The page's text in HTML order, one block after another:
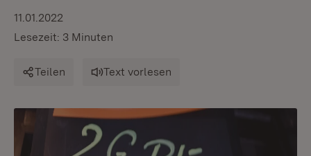
11.01.2022
Lesezeit: 3 Minuten
Teilen Text vorlesen